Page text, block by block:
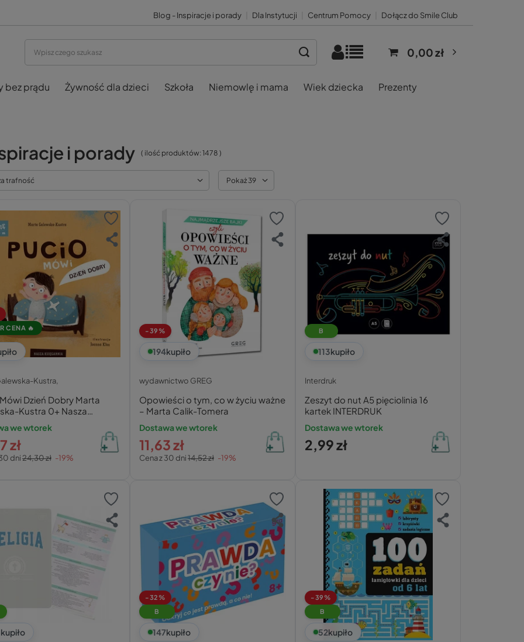
Blog - Inspiracje i porady Dla Instytucji Centrum Pomocy Dołącz do Smile Club
0,00 zł
bez prądu Żywność dla dzieci Szkoła Niemowlę i mama Wiek dziecka Prezenty
i porady ( ilość produktów: 1478 )
trafność Pokaż 39
CENA 🔥
Kustra,
Dzień Dobry Marta
Kustra 0+ Nasza
we wtorek
dni24,30 zł -19%
zł
-39%
194kupiło
wydawnictwo GREG
Opowieści o tym, co w życiu ważne
– Marta Calik-Tomera
Dostawa we wtorek
Cena z 30 dni14,52 zł -19%
11,63 zł
B
113kupiło
Interdruk
Zeszyt do nut A5 pięciolinia 16
kartek INTERDRUK
Dostawa we wtorek
2,99 zł
kupiło
-32%
B
147kupiło
-39%
B
52kupiło